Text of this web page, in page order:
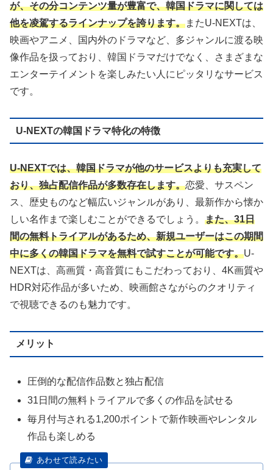
が、その分コンテンツ量が豊富で、韓国ドラマに関しては
他を凌駕するラインナップを誇ります。またU-NEXTは、
映画やアニメ、国内外のドラマなど、多ジャンルに渡る映
像作品を扱っており、韓国ドラマだけでなく、さまざまな
エンターテイメントを楽しみたい人にピッタリなサービス
です。
U-NEXTの韓国ドラマ特化の特徴
U-NEXTでは、韓国ドラマが他のサービスよりも充実して
おり、独占配信作品が多数存在します。恋愛、サスペン
ス、歴史ものなど幅広いジャンルがあり、最新作から懐か
しい名作まで楽しむことができるでしょう。 また、31日
間の無料トライアルがあるため、新規ユーザーはこの期間
中に多くの韓国ドラマを無料で試すことが可能です。U-
NEXTは、高画質・高音質にもこだわっており、4K画質や
HDR対応作品が多いため、映画館さながらのクオリティ
で視聴できるのも魅力です。
メリット
圧倒的な配信作品数と独占配信
31日間の無料トライアルで多くの作品を試せる
毎月付与される1,200ポイントで新作映画やレンタル
作品も楽しめる